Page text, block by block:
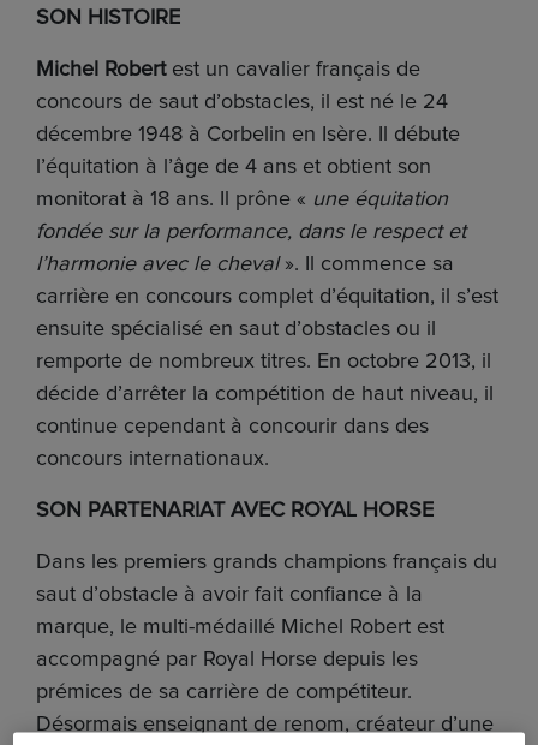
SON HISTOIRE
Michel Robertest un cavalier français de
concours de saut d’obstacles, il est né le 24
décembre 1948 à Corbelin en Isère. Il débute
l’équitation à l’âge de 4 ans et obtient son
monitorat à 18 ans. Il prône « une équitation
fondée sur la performance, dans le respect et
l’harmonie avec le cheval». Il commence sa
carrière en concours complet d’équitation, il s’est
ensuite spécialisé en saut d’obstacles ou il
remporte de nombreux titres. En octobre 2013, il
décide d’arrêter la compétition de haut niveau, il
continue cependant à concourir dans des
concours internationaux.
SON PARTENARIAT AVEC ROYAL HORSE
Dans les premiers grands champions français du
saut d’obstacle à avoir fait confiance à la
marque, le multi-médaillé Michel Robert est
accompagné par Royal Horse depuis les
prémices de sa carrière de compétiteur.
Désormais enseignant de renom, créateur d’une